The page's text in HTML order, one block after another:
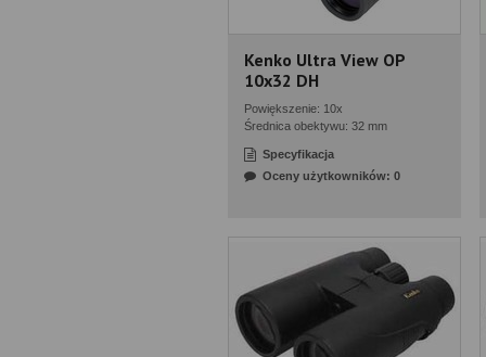
Kenko Ultra View OP
10x32 DH
Powiększenie: 10x
Średnica obektywu: 32 mm
Specyfikacja
Oceny użytkowników: 0